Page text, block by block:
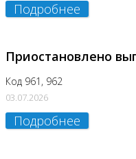
Подробнее
Приостановлено
Код 961, 962
03.07.2026
Подробнее